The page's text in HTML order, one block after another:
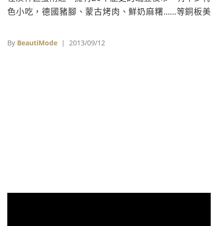
色小吃，德國豬腳、蒙古烤肉、鮮奶麻糬……等銅板美
夜市裡，也有許多來自瑞豐夜市的分店，但要吃到老字
By BeautiMode | 2013/09/12